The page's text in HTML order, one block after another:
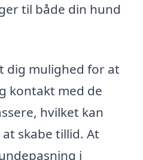
til både din hund
dig mulighed for at
kontakt med de
hvilket kan
skabe tillid. At
i